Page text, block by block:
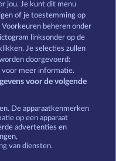
Privacyverklaring
FAQ
Facebook
indienen
jou. Je kunt dit menu
of je toestemming op
beheren onder
linksonder op de
Je selecties zullen
doorgevoerd:
voor meer informatie.
voor de volgende
De apparaatkenmerken
op een apparaat
advertenties en
van diensten.